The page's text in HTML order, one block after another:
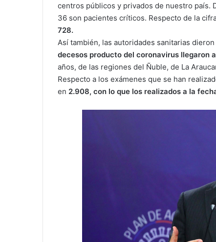
centros públicos y privados de nuestro país.
36 son pacientes críticos. Respecto de la
728.
Así también, las autoridades sanitarias
decesos producto del coronavirus llegaron
años, de las regiones del Ñuble, de La
Respecto a los exámenes que se han
en 2.908, con lo que los realizados a la